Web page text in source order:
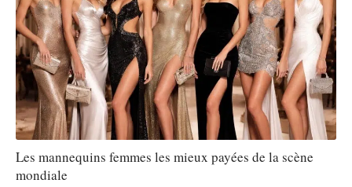
Les mannequins femmes les mieux payées de la scène
mondiale